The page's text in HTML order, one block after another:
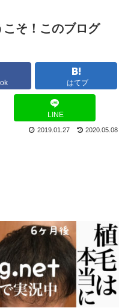
そ！このブログ
はてブ
LINE
2020.05.08
2019.01.27